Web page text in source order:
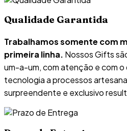
Qualidade Garantida
Trabalhamos somente com
primeira linha. Nossos Gifts
um-a-um, com atenção e com o
tecnologia a processos
surpreendente e exclusivo